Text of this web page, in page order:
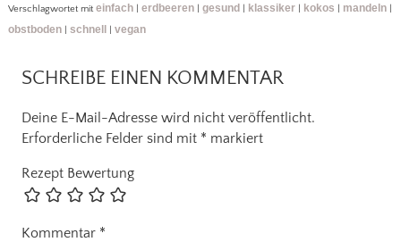
Verschlagwortet mit einfach| erdbeeren| gesund klassiker| kokos mandeln|
obstboden| schnell vegan
SCHREIBE EINEN KOMMENTAR
Deine E-Mail-Adresse wird nicht veröffentlicht.
Erforderliche Felder sind mit * markiert
Rezept Bewertung
Kommentar *